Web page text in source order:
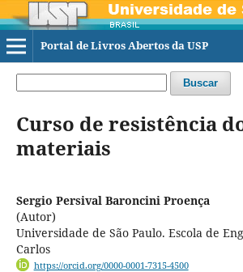
Portal de Livros Abertos da USP
Buscar
Curso de resistência
materiais
Sergio Persival Baroncini Proença
(Autor)
Universidade de São Paulo. Escola de
Carlos
https://orcid.org/0000-0001-7315-4500